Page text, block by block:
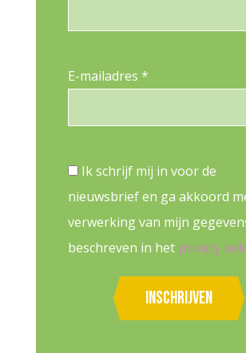
E-mailadres *
Ik schrijf mij in voor de
nieuwsbrief en ga akkoord
verwerking van mijn
beschreven in het privacy
Inschrijven